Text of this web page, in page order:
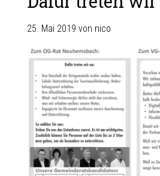
25. Mai 2019 von nico